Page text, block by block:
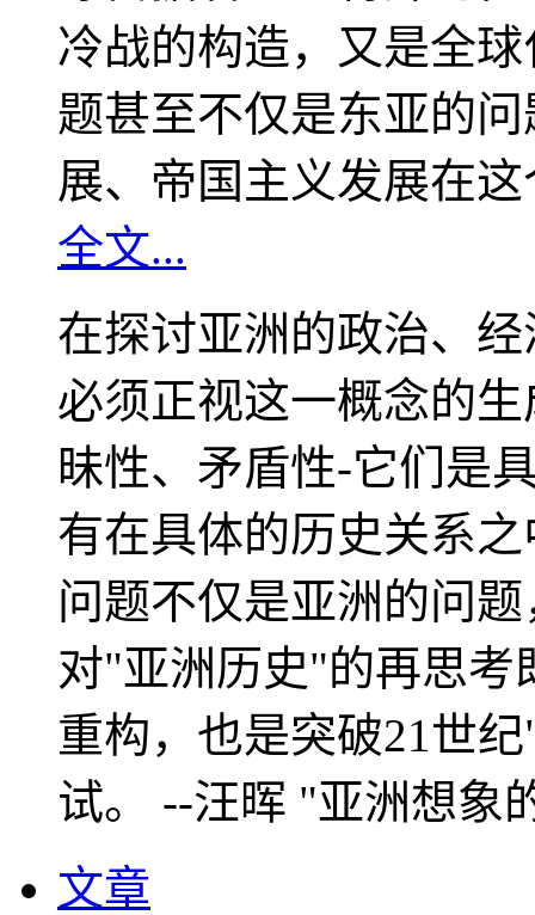
冷战的构造，又是全
题甚至不仅是东亚的
展、帝国主义发展在
全文...
在探讨亚洲的政治、
必须正视这一概念的
昧性、矛盾性-它们是
有在具体的历史关系
问题不仅是亚洲的问
对"亚洲历史"的再思考
重构，也是突破21世
试。 --汪晖 "亚洲想象
文章